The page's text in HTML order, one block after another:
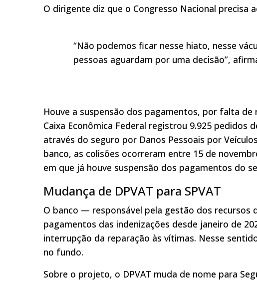
O dirigente diz que o Congresso Nacional precisa
“Não podemos ficar nesse hiato, nesse
pessoas aguardam por uma decisão”,
Houve a suspensão dos pagamentos, por falta
Caixa Econômica Federal registrou 9.925
através do seguro por Danos Pessoais por
banco, as colisões ocorreram entre 15 de
em que já houve suspensão dos pagamentos do
Mudança de DPVAT para SPVAT
O banco — responsável pela gestão dos recursos
pagamentos das indenizações desde janeiro de
interrupção da reparação às vítimas. Nesse
no fundo.
Sobre o projeto, o DPVAT muda de nome para